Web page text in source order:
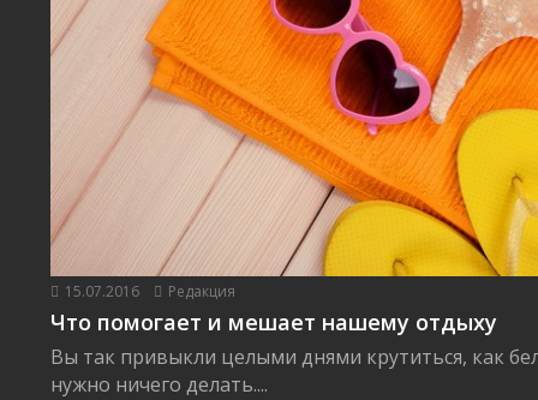
15.07.2016 Редакция
Что помогает и мешает нашему отдыху
Вы так привыкли целыми днями крутиться, как
нужно ничего делать....